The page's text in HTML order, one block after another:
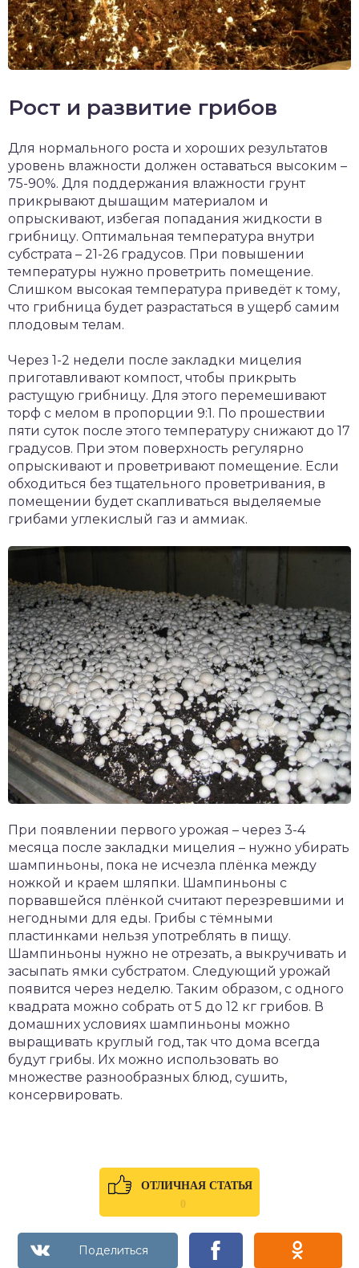
Рост и развитие грибов
Для нормального роста и хороших результатов
уровень влажности должен оставаться высоким –
75-90%. Для поддержания влажности грунт
прикрывают дышащим материалом и
опрыскивают, избегая попадания жидкости в
грибницу. Оптимальная температура внутри
субстрата – 21-26 градусов. При повышении
температуры нужно проветрить помещение.
Слишком высокая температура приведёт к тому,
что грибница будет разрастаться в ущерб самим
плодовым телам.
Через 1-2 недели после закладки мицелия
приготавливают компост, чтобы прикрыть
растущую грибницу. Для этого перемешивают
торф с мелом в пропорции 9:1. По прошествии
пяти суток после этого температуру снижают до 17
градусов. При этом поверхность регулярно
опрыскивают и проветривают помещение. Если
обходиться без тщательного проветривания, в
помещении будет скапливаться выделяемые
грибами углекислый газ и аммиак.
При появлении первого урожая – через 3-4
месяца после закладки мицелия – нужно убирать
шампиньоны, пока не исчезла плёнка между
ножкой и краем шляпки. Шампиньоны с
порвавшейся плёнкой считают перезревшими и
негодными для еды. Грибы с тёмными
пластинками нельзя употреблять в пищу.
Шампиньоны нужно не отрезать, а выкручивать и
засыпать ямки субстратом. Следующий урожай
появится через неделю. Таким образом, с одного
квадрата можно собрать от 5 до 12 кг грибов. В
домашних условиях шампиньоны можно
выращивать круглый год, так что дома всегда
будут грибы. Их можно использовать во
множестве разнообразных блюд, сушить,
консервировать.
ОТЛИЧНАЯ СТАТЬЯ
0